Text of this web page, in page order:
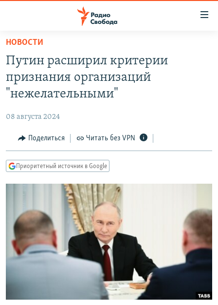
упрощенного
доступа
основному
Вернутся
Вернутся
ПОДКАСТЫ
АВТОРСКИЕ ПРОЕКТЫ
МНЕНИЯ
КУЛЬТУРА
КАВКАЗ.РЕАЛИИ
СЕВЕР.РЕАЛИИ
СИБИРЬ.РЕАЛИИ
РАСПИСАНИЕ ВЕЩАНИЯ
ПОДПИШИТЕСЬ НА РАССЫЛКУ
НОВОСТИ
Путин расширил критерии
признания организаций
"нежелательными"
08 августа 2024
Поделиться Читать без VPN
Приоритетный источник в Google